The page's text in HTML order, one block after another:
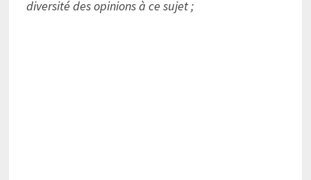
diversité des opinions à ce sujet ;